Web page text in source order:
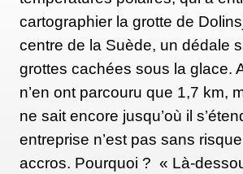
d’humidité constant de 100%, au
difficile pour eux, il fait froid tout
l’humidité gagne tout : les tentes, les
de couchage, les vêtements, le
Tout ce qu’on sait pour l’instant,
entraîne plus de fatigue, et la
est plus dure aussi », ajoute Jérémy
cartographier la grotte de
centre de la Suède, un dédale
grottes cachées sous la glace.
n’en ont parcouru que 1,7 km,
ne sait encore jusqu’où il
entreprise n’est pas sans
accros. Pourquoi ? « Là-